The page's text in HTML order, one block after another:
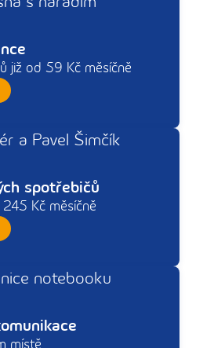
již od 59 Kč měsíčně
spotřebičů
Kč měsíčně